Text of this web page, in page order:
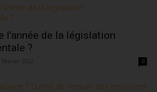
l’année de la législation
?
1 février 2022 0